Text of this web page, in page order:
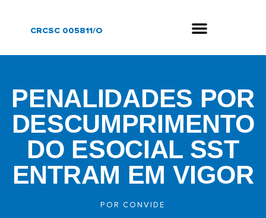
CRCSC 005811/O
PENALIDADES POR
DESCUMPRIMENTO
DO ESOCIAL SST
ENTRAM EM VIGOR
POR CONVIDE